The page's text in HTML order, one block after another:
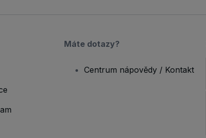
Máte dotazy?
Centrum nápovědy / Kontakt